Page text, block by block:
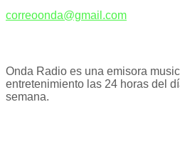
correoonda@gmail.com
Onda Radio es una emisora
entretenimiento las 24 horas del
semana.